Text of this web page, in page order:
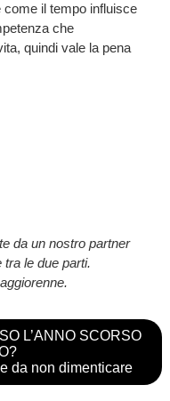
il tempo influisce
che
quindi vale la pena
da un nostro partner
tra le due parti.
L’ANNO SCORSO
da non dimenticare